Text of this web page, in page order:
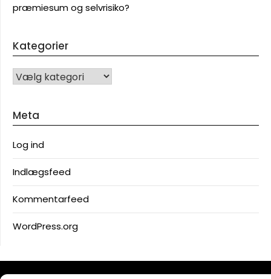
præmiesum og selvrisiko?
Kategorier
KATEGORIER
Meta
Log ind
Indlægsfeed
Kommentarfeed
WordPress.org